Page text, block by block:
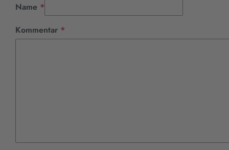
Name *
Kommentar *